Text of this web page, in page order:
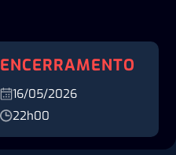
ENCERRAMENTO
16/05/2026
22h00